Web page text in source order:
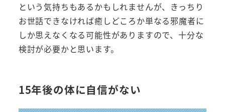
という気持ちもあるかもしれませんが、きっちり
お世話できなければ癒しどころか単なる邪魔者に
しか思えなくなる可能性がありますので、十分な
検討が必要かと思います。
15年後の体に自信がない